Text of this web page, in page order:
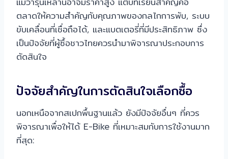
ตลาดให้ความสำคัญกับคุณภาพของกลไกการพับ, ระบบ
ขับเคลื่อนที่เชื่อถือได้, และแบตเตอรี่ที่มีประสิทธิภาพ ซึ่ง
เป็นปัจจัยที่ผู้ซื้อชาวไทยควรนำมาพิจารณาประกอบการ
ตัดสินใจ
ปัจจัยสำคัญในการตัดสินใจเลือกซื้อ
นอกเหนือจากสเปกพื้นฐานแล้ว ยังมีปัจจัยอื่นๆ ที่ควร
พิจารณาเพื่อให้ได้ E-Bike ที่เหมาะสมกับการใช้งานมาก
ที่สุด: